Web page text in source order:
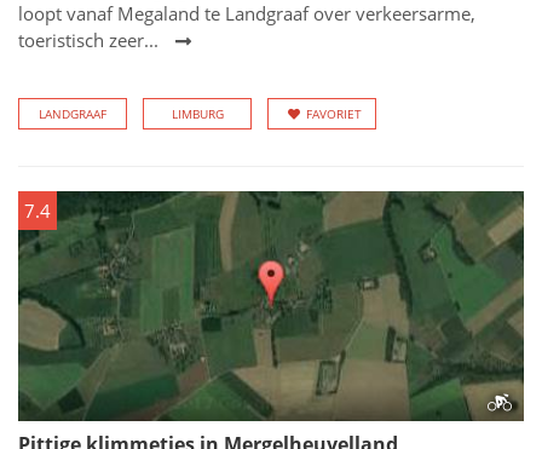
loopt vanaf Megaland te Landgraaf over verkeersarme,
toeristisch zeer...
LANDGRAAF LIMBURG FAVORIET
7.4